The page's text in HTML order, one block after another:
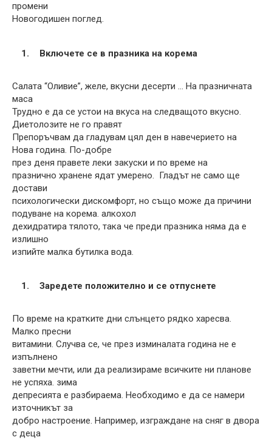
промени
Новогодишен поглед.
Включете се в празника на корема
Салата “Оливие”, желе, вкусни десерти … На празничната
маса
Трудно е да се устои на вкуса на следващото вкусно.
Диетолозите не го правят
Препоръчвам да гладувам цял ден в навечерието на
Нова година. По-добре
през деня правете леки закуски и по време на
празнично хранене ядат умерено. Гладът не само ще
достави
психологически дискомфорт, но също може да причини
подуване на корема. алкохол
дехидратира тялото, така че преди празника няма да е
излишно
изпийте малка бутилка вода.
Заредете положително и се отпуснете
По време на кратките дни слънцето рядко харесва.
Малко пресни
витамини. Случва се, че през изминалата година не е
изпълнено
заветни мечти, или да реализираме всичките ни планове
не успяха. зима
депресията е разбираема. Необходимо е да се намери
източникът за
добро настроение. Например, изграждане на сняг в двора
с деца